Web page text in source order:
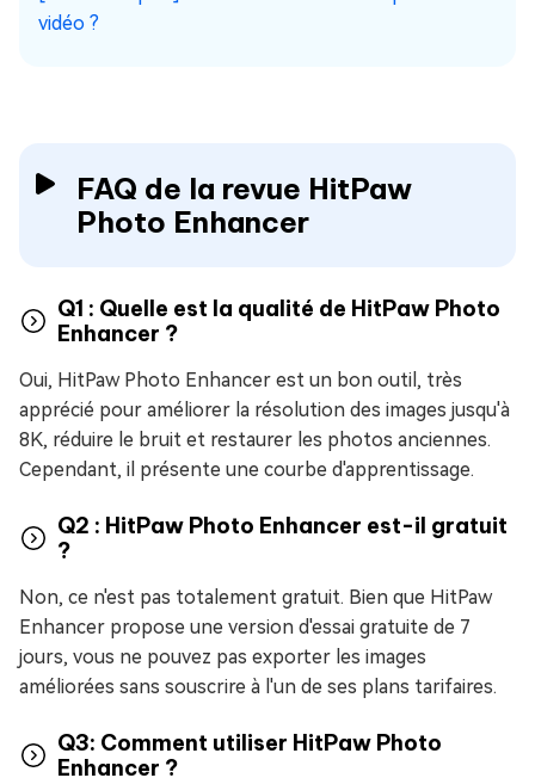
vidéo ?
FAQ de la revue HitPaw
Photo Enhancer
Q1 : Quelle est la qualité de HitPaw Photo
Enhancer ?
Oui, HitPaw Photo Enhancer est un bon outil, très
apprécié pour améliorer la résolution des images jusqu'à
8K, réduire le bruit et restaurer les photos anciennes.
Cependant, il présente une courbe d'apprentissage.
Q2 : HitPaw Photo Enhancer est-il gratuit
?
Non, ce n'est pas totalement gratuit. Bien que HitPaw
Enhancer propose une version d'essai gratuite de 7
jours, vous ne pouvez pas exporter les images
améliorées sans souscrire à l'un de ses plans tarifaires.
Q3: Comment utiliser HitPaw Photo
Enhancer ?